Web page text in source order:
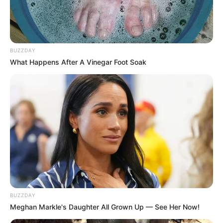
BUZZDAY
What Happens After A Vinegar Foot Soak
BUZZDAY
Meghan Markle's Daughter All Grown Up — See Her Now!